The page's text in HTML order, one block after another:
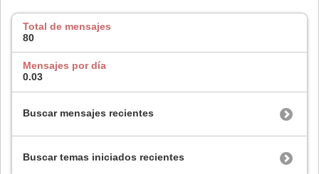
Total de mensajes
80
Mensajes por día
0.03
Buscar mensajes recientes
Buscar temas iniciados recientes